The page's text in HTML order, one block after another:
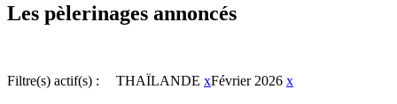
Les pèlerinages annoncés
Filtre(s) actif(s) : THAÏLANDE xFévrier 2026 x